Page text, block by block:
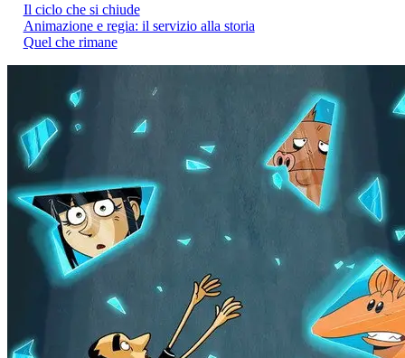
Il ciclo che si chiude
Animazione e regia: il servizio alla storia
Quel che rimane